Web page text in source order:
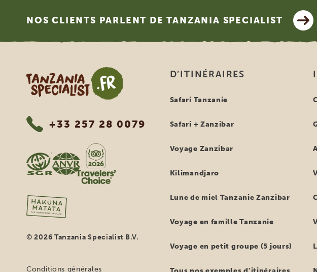
NOS CLIENTS PARLENT DE TANZANIA SPECIALIST
Tanzania Specialist
+33 257 28 0079
© 2026 Tanzania Specialist B.V.
Conditions générales
D’ITINÉRAIRES
Safari Tanzanie
Safari + Zanzibar
Voyage Zanzibar
Kilimandjaro
Lune de miel Tanzanie Zanzibar
Voyage en famille Tanzanie
Voyage en petit groupe (5 jours)